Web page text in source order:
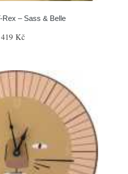
Rex – Sass & Belle
419 Kč